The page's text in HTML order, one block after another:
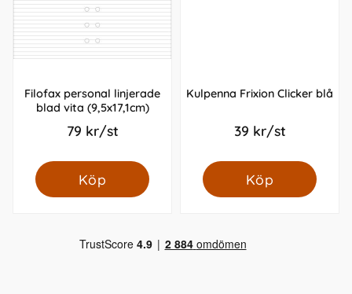
Filofax personal linjerade
blad vita (9,5x17,1cm)
79 kr/st
Köp
Kulpenna Frixion Clicker blå
39 kr/st
Köp